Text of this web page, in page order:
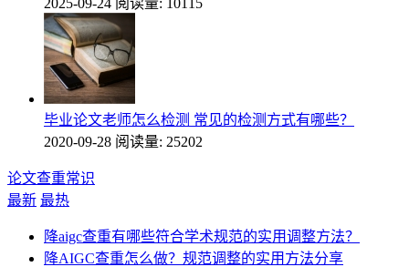
2025-09-24 阅读量: 10115
毕业论文老师怎么检测 常见的检测方式有哪些？
2020-09-28 阅读量: 25202
论文查重常识
最新 最热
降aigc查重有哪些符合学术规范的实用调整方法？
降AIGC查重怎么做？规范调整的实用方法分享